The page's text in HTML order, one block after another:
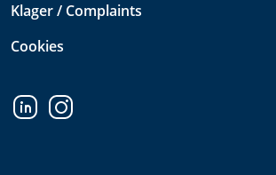
Klager / Complaints
Cookies